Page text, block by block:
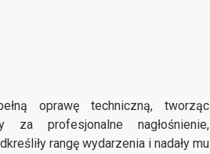
oprawę techniczną, tworząc
za profesjonalne nagłośnienie,
rangę wydarzenia i nadały mu